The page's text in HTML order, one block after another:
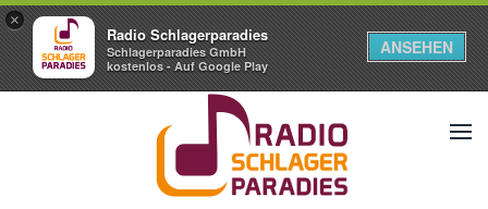
×
Radio Schlagerparadies
Schlagerparadies GmbH
kostenlos - Auf Google Play
ANSEHEN